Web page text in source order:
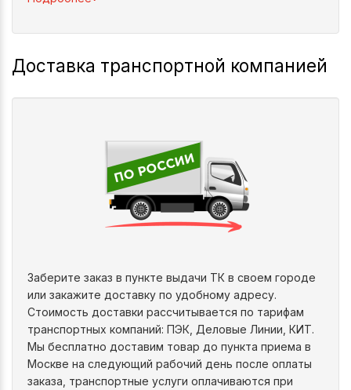
Доставка транспортной компанией
Заберите заказ в пункте выдачи ТК в своем городе
или закажите доставку по удобному адресу.
Стоимость доставки рассчитывается по тарифам
транспортных компаний: ПЭК, Деловые Линии, КИТ.
Мы бесплатно доставим товар до пункта приема в
Москве на следующий рабочий день после оплаты
заказа, транспортные услуги оплачиваются при